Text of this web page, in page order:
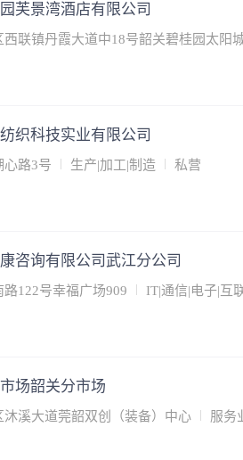
芙景湾酒店有限公司
西联镇丹霞大道中18号韶关碧桂园太阳
织科技实业有限公司
心路3号 生产|加工|制造 私营
咨询有限公司武江分公司
122号幸福广场909 IT|通信|电子|互
场韶关分市场
沐溪大道莞韶双创（装备）中心 服务